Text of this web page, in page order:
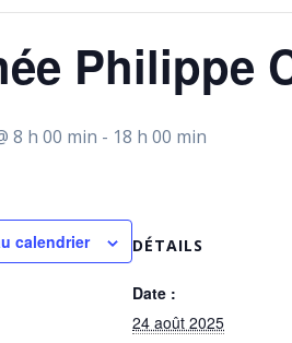
Philippe
8 h 00 min - 18 h 00 min
calendrier DÉTAILS
Date :
24 août 2025